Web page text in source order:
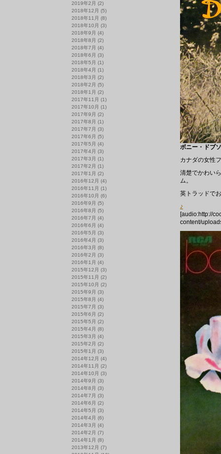
ボニー・ドブ
カナダの女性
清楚でかわい
ム。
英トラッドで
♪
[audio:http://
content/
2019年2月 (2)
2018年12月 (5)
2018年11月 (8)
2018年10月 (3)
2018年9月 (4)
2018年8月 (2)
2018年7月 (4)
2018年6月 (3)
2018年5月 (1)
2018年4月 (1)
2018年3月 (2)
2018年2月 (5)
2018年1月 (2)
2017年11月 (1)
2017年10月 (1)
2017年9月 (2)
2017年8月 (1)
2017年7月 (3)
2017年6月 (5)
2017年5月 (4)
2017年4月 (3)
2017年3月 (1)
2017年2月 (1)
2017年1月 (2)
2016年12月 (4)
2016年11月 (1)
2016年10月 (6)
2016年9月 (5)
2016年8月 (5)
2016年7月 (4)
2016年6月 (4)
2016年5月 (3)
2016年4月 (3)
2016年3月 (8)
2016年2月 (3)
2016年1月 (4)
2015年12月 (3)
2015年11月 (2)
2015年10月 (2)
2015年9月 (3)
2015年8月 (4)
2015年7月 (3)
2015年6月 (2)
2015年5月 (2)
2015年4月 (8)
2015年3月 (4)
2015年2月 (2)
2015年1月 (3)
2014年12月 (4)
2014年11月 (2)
2014年10月 (3)
2014年9月 (3)
2014年8月 (3)
2014年7月 (3)
2014年6月 (2)
2014年5月 (3)
2014年4月 (6)
2014年3月 (4)
2014年2月 (7)
2014年1月 (8)
2013年12月 (7)